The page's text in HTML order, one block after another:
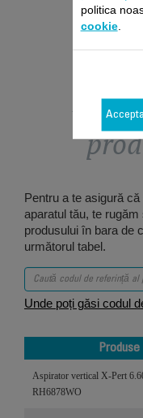
Pentru a te asigură
aparatul tău, te rugăm
produsului în bara de
următorul tabel.
Unde poți găsi codul
Produse
Aspirator vertical X-Pert
RH6878WO
politica
cookie.